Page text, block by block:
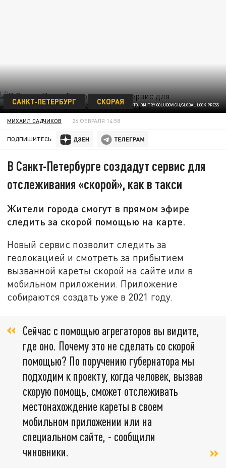
ФОТО: DMITRY GOLUBOVICH/GLOBAL LOOK PRESS
САНКТ-ПЕТЕРБУРГ СКОРАЯ
МИХАИЛ САДЧИКОВ 26 ФЕВРАЛЯ 14:58
ПОДПИШИТЕСЬ:
В Санкт-Петербурге создадут сервис для
отслеживания «скорой», как в такси
Жители города смогут в прямом эфире
следить за скорой помощью на карте.
Новый сервис позволит следить за
геолокацией и смотреть за прибытием
вызванной кареты скорой на сайте или в
мобильном приложении. Приложение
собираются создать уже в 2021 году.
Сейчас с помощью агрегаторов вы видите,
где оно. Почему это не сделать со скорой
помощью? По поручению губернатора мы
подходим к проекту, когда человек, вызвав
скорую помощь, сможет отслеживать
местонахождение кареты в своем
мобильном приложении или на
специальном сайте, - сообщили
чиновники.